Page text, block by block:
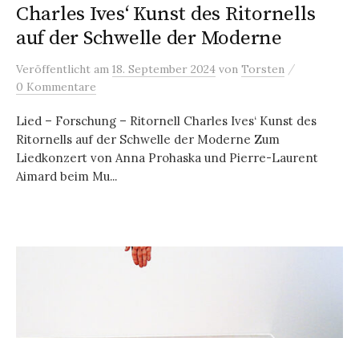
Charles Ives‘ Kunst des Ritornells
auf der Schwelle der Moderne
Veröffentlicht am 18. September 2024 von Torsten /
0 Kommentare
Lied – Forschung – Ritornell Charles Ives‘ Kunst des
Ritornells auf der Schwelle der Moderne Zum
Liedkonzert von Anna Prohaska und Pierre-Laurent
Aimard beim Mu...